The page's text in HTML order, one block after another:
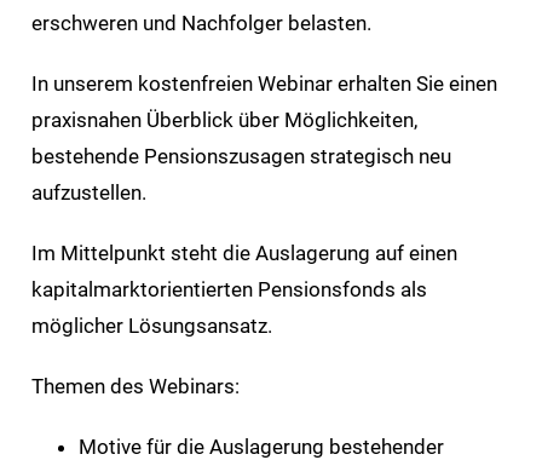
erschweren und Nachfolger belasten.
In unserem kostenfreien Webinar erhalten Sie einen
praxisnahen Überblick über Möglichkeiten,
bestehende Pensionszusagen strategisch neu
aufzustellen.
Im Mittelpunkt steht die Auslagerung auf einen
kapitalmarktorientierten Pensionsfonds als
möglicher Lösungsansatz.
Themen des Webinars:
Motive für die Auslagerung bestehender